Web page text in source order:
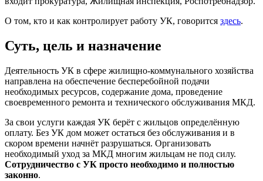
О том, кто и как контролирует работу УК, говорится здесь.
Суть, цель и назначение
Деятельность УК в сфере жилищно-коммунального хозяйства
направлена на обеспечение бесперебойной подачи
необходимых ресурсов, содержание дома, проведение
своевременного ремонта и технического обслуживания МКД.
За свои услуги каждая УК берёт с жильцов определённую
оплату. Без УК дом может остаться без обслуживания и в
скором времени начнёт разрушаться. Организовать
необходимый уход за МКД многим жильцам не под силу.
Сотрудничество с УК просто необходимо и полностью
законно.